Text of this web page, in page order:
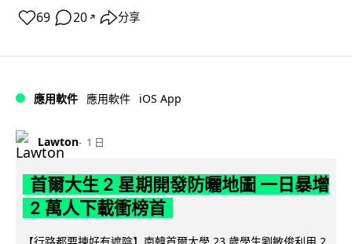
69 20 ↗ 分享
應用軟件 應用軟件 iOS App
Lawton 1 日
首爾大生 2 星期開發防曬地圖 一日暴增
2 萬人下載衝榜首